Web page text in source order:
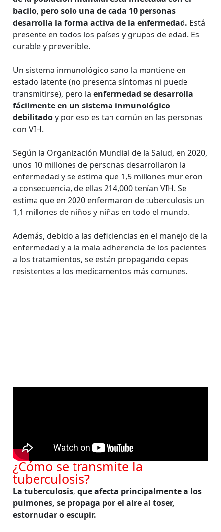
bacilo, pero solo una de cada 10 personas
desarrolla la forma activa de la enfermedad. Está
presente en todos los países y grupos de edad. Es
curable y prevenible.
Un sistema inmunológico sano la mantiene en
estado latente (no presenta síntomas ni puede
transmitirse), pero la enfermedad se desarrolla
fácilmente en un sistema inmunológico
debilitadoy por eso es tan común en las personas
con VIH.
Según la Organización Mundial de la Salud, en 2020,
unos 10 millones de personas desarrollaron la
enfermedad y se estima que 1,5 millones murieron
a consecuencia, de ellas 214,000 tenían VIH. Se
estima que en 2020 enfermaron de tuberculosis un
1,1 millones de niños y niñas en todo el mundo.
Además, debido a las deficiencias en el manejo de la
enfermedad y a la mala adherencia de los pacientes
a los tratamientos, se están propagando cepas
resistentes a los medicamentos más comunes.
¿Cómo se transmite la
tuberculosis?
La tuberculosis, que afecta principalmente a los
pulmones, se propaga por el aire al toser,
estornudar o escupir.